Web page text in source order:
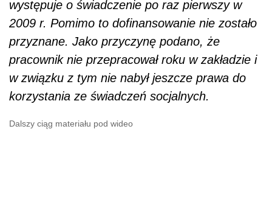
występuje o świadczenie po raz pierwszy w
2009 r. Pomimo to dofinansowanie nie zostało
przyznane. Jako przyczynę podano, że
pracownik nie przepracował roku w zakładzie i
w związku z tym nie nabył jeszcze prawa do
korzystania ze świadczeń socjalnych.
Dalszy ciąg materiału pod wideo